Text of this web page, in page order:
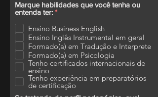
Marque habilidades que você tenha ou
entenda ter: *O
r
i
g
a
t
ó
i
o
Ensino Business English
Ensino Inglês Instrumental em geral
Formado(a) em Tradução e Interprete
Formado(a) em Psicologia
Tenho certificados internacionais de
ensino
Tenho experiência em preparatórios
de certificação